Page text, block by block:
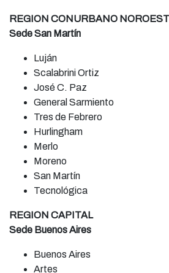
REGION CONURBANO
Sede San Martín
Luján
Scalabrini Ortiz
José C. Paz
General Sarmiento
Tres de Febrero
Hurlingham
Merlo
Moreno
San Martín
Tecnológica
REGION CAPITAL
Sede Buenos Aires
Buenos Aires
Artes